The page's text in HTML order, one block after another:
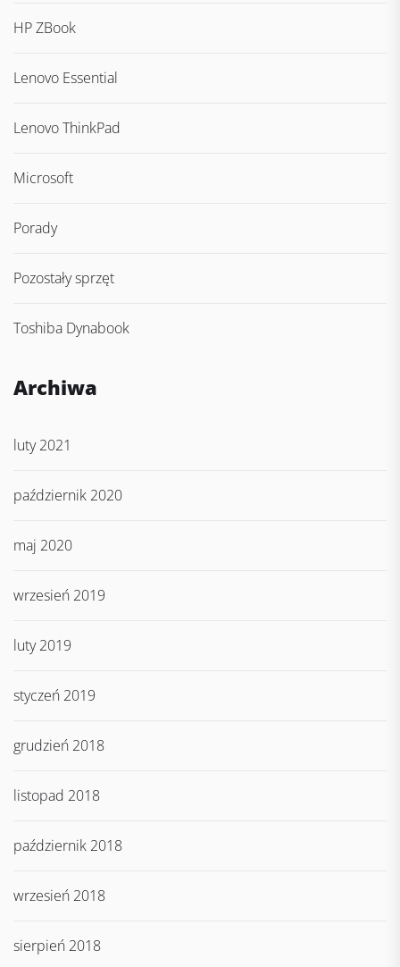
HP ZBook
Lenovo Essential
Lenovo ThinkPad
Microsoft
Porady
Pozostały sprzęt
Toshiba Dynabook
Archiwa
luty 2021
październik 2020
maj 2020
wrzesień 2019
luty 2019
styczeń 2019
grudzień 2018
listopad 2018
październik 2018
wrzesień 2018
sierpień 2018